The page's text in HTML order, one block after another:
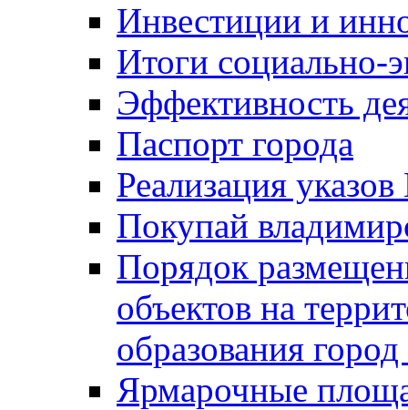
Инвестиции и
Итоги социально-
Эффективность
Паспорт города
Реализация
Покупай
Порядок
объектов на
образования
Ярмарочные